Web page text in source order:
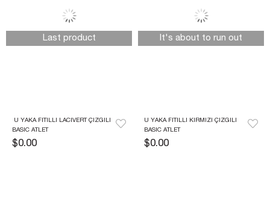
BASIC ATLET
$0.00
Last product
U YAKA FITILLI KIRMIZI ÇIZGILI
BASIC ATLET
$0.00
It's about to run out